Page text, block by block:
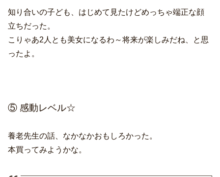
知り合いの子ども、はじめて見たけどめっちゃ端正な顔
立ちだった。
こりゃあ2人とも美女になるわ～将来が楽しみだね、と思
ったよ。
⑤ 感動レベル☆
養老先生の話、なかなかおもしろかった。
本買ってみようかな。